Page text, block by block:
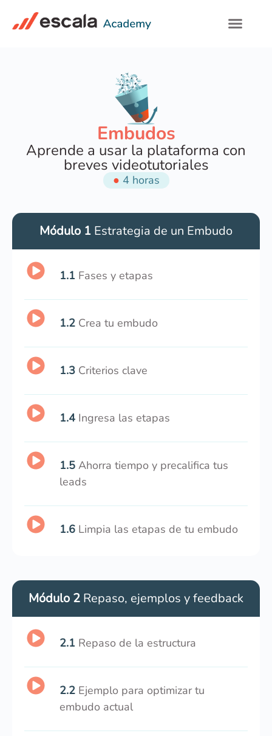
Embudos
Aprende a usar la plataforma con
breves videotutoriales
● 4 horas
Módulo 1 Estrategia de un Embudo
1.1 Fases y etapas
1.2 Crea tu embudo
1.3 Criterios clave
1.4 Ingresa las etapas
1.5 Ahorra tiempo y precalifica tus
leads
1.6 Limpia las etapas de tu embudo
Módulo 2 Repaso, ejemplos y feedback
2.1 Repaso de la estructura
2.2 Ejemplo para optimizar tu
embudo actual